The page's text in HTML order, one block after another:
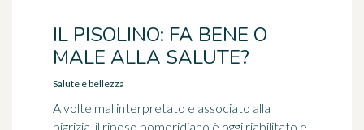
IL PISOLINO: FA BENE O
MALE ALLA SALUTE?
Salute e bellezza
A volte mal interpretato e associato alla
pigrizia, il riposo pomeridiano è oggi riabilitato e